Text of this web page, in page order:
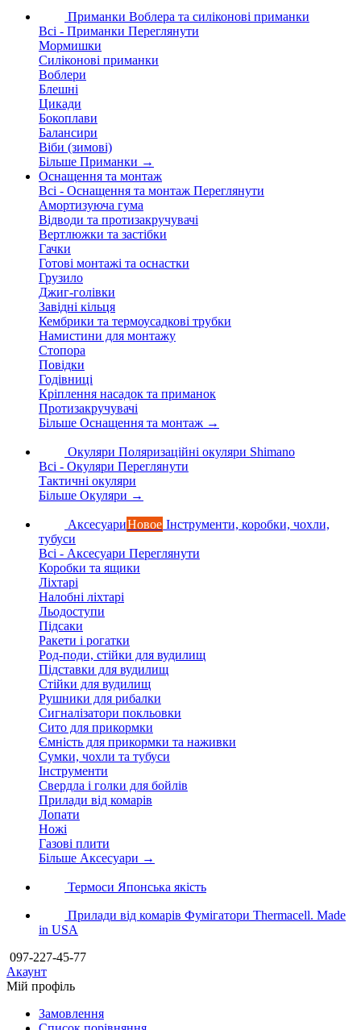
Приманки Воблера та силіконові приманки
Всі - Приманки Переглянути
Мормишки
Силіконові приманки
Воблери
Блешні
Цикади
Бокоплави
Балансири
Віби (зимові)
Більше Приманки →
Оснащення та монтаж
Всі - Оснащення та монтаж Переглянути
Амортизуюча гума
Відводи та протизакручувачі
Вертлюжки та застібки
Гачки
Готові монтажі та оснастки
Грузило
Джиг-голівки
Завідні кільця
Кембрики та термоусадкові трубки
Намистини для монтажу
Стопора
Повідки
Годівниці
Кріплення насадок та приманок
Протизакручувачі
Більше Оснащення та монтаж →
Окуляри Поляризаційні окуляри Shimano
Всі - Окуляри Переглянути
Тактичні окуляри
Більше Окуляри →
АксесуариНовое Інструменти, коробки, чохли,
тубуси
Всі - Аксесуари Переглянути
Коробки та ящики
Ліхтарі
Налобні ліхтарі
Льодоступи
Підсаки
Ракети і рогатки
Род-поди, стійки для вудилищ
Підставки для вудилищ
Стійки для вудилищ
Рушники для рибалки
Сигналізатори покльовки
Сито для прикормки
Ємність для прикормки та наживки
Сумки, чохли та тубуси
Інструменти
Свердла і голки для бойлів
Прилади від комарів
Лопати
Ножі
Газові плити
Більше Аксесуари →
Термоси Японська якість
Прилади від комарів Фумігатори Thermacell. Made
in USA
097-227-45-77
Акаунт
Мій профіль
Замовлення